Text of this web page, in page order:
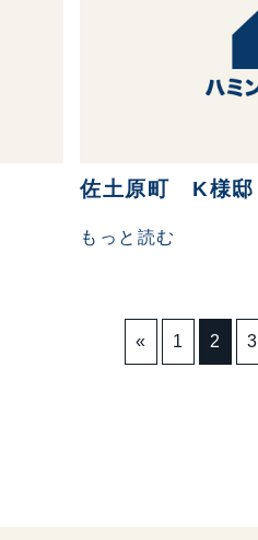
佐土原町 K様邸
もっと読む
« 1 2 3